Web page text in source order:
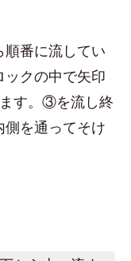
番に流してい
クの中で矢印
す。③を流し終
を通ってそけ